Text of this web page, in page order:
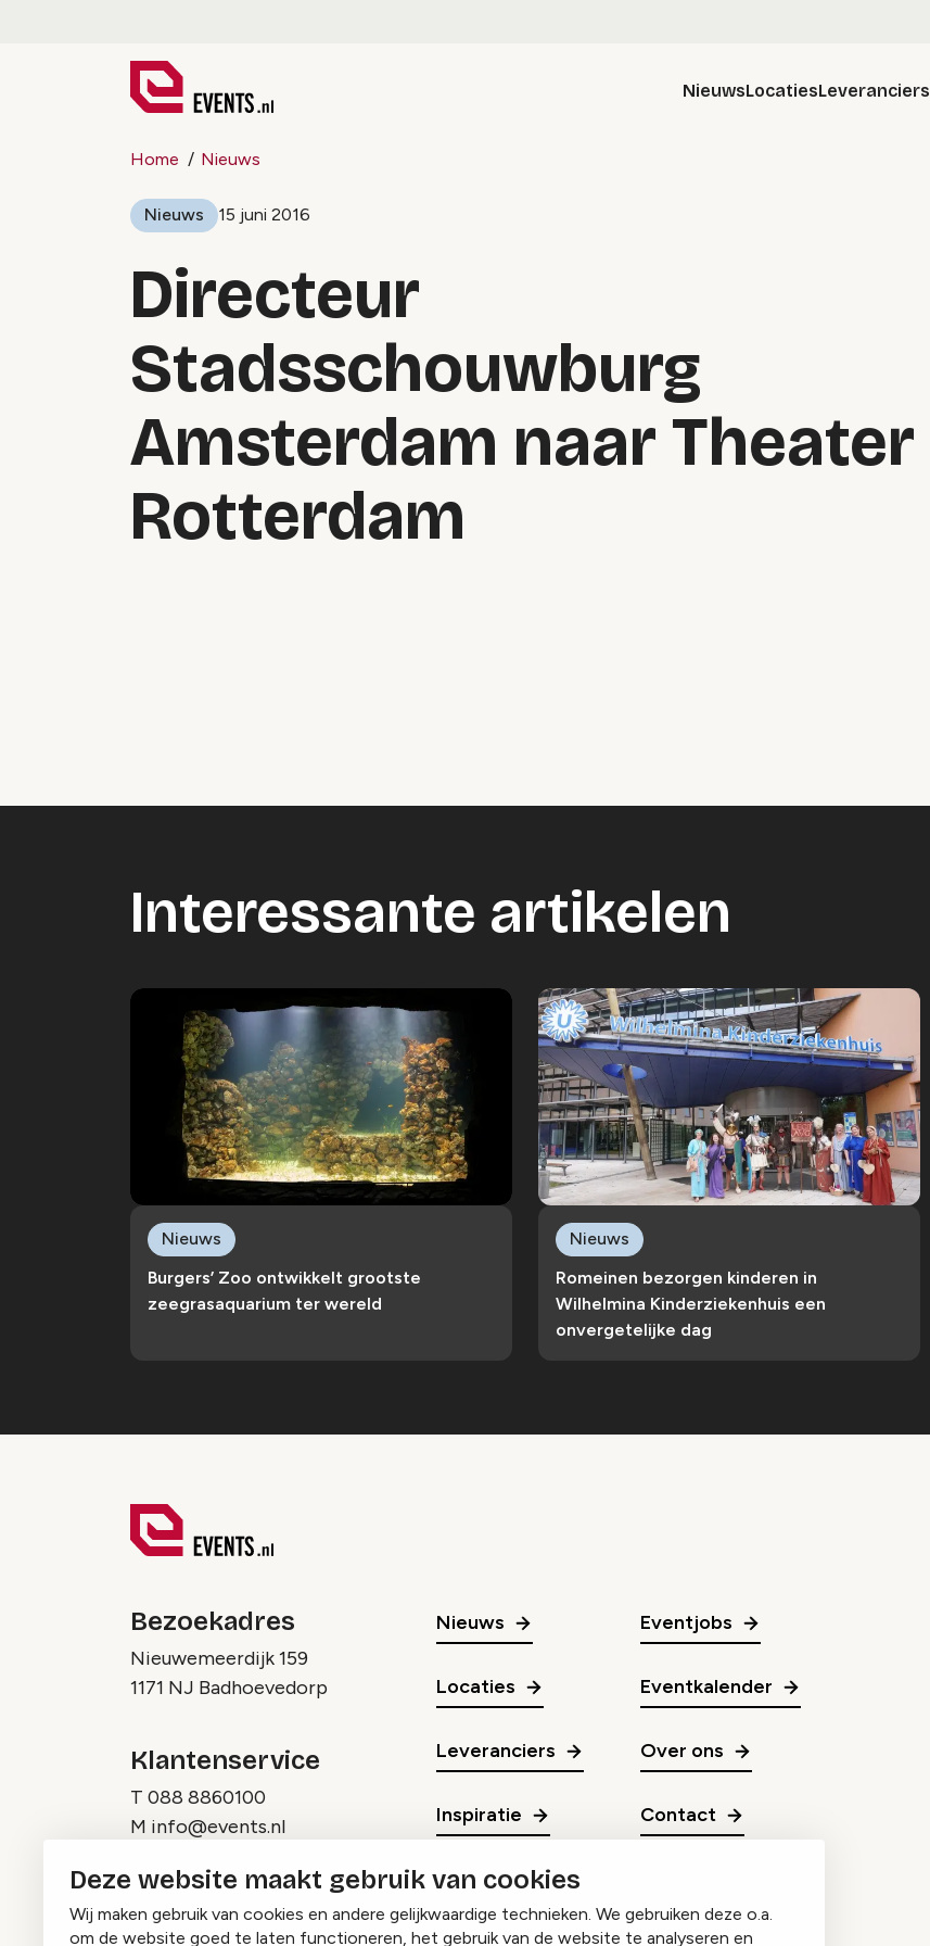
Deze website maakt gebruik van cookies
Wij maken gebruik van cookies en andere gelijkwaardige technieken. We gebruiken deze o.a.
om de website goed te laten functioneren, het gebruik van de website te analyseren en
NieuwsLocatiesLeveranciers
Home Nieuws
Nieuws 15 juni 2016
Directeur
Stadsschouwburg
Amsterdam naar Theater
Rotterdam
Interessante artikelen
Burgers’ Zoo ontwikkelt grootste
zeegrasaquarium ter wereld
Nieuws
Romeinen bezorgen kinderen in
Wilhelmina Kinderziekenhuis een
onvergetelijke dag
Nieuws
Bezoekadres
Nieuwemeerdijk 159
1171 NJ Badhoevedorp
Klantenservice
T 088 8860100
M info@events.nl
Nieuws
Locaties
Leveranciers
Inspiratie
Eventjobs
Eventkalender
Over ons
Contact